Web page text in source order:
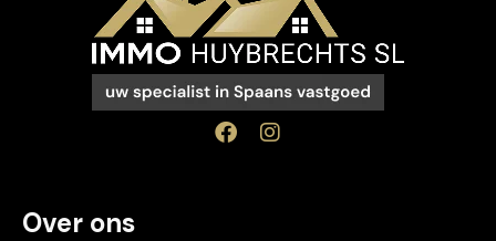
Over ons